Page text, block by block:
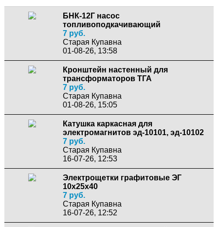
БНК-12Г насос
топливоподкачивающий
7 руб.
Старая Купавна
01-08-26, 13:58
Кронштейн настенный для
трансформаторов ТГА
7 руб.
Старая Купавна
01-08-26, 15:05
Катушка каркасная для
электромагнитов эд-10101, эд-10102
7 руб.
Старая Купавна
16-07-26, 12:53
Электрощетки графитовые ЭГ
10х25х40
7 руб.
Старая Купавна
16-07-26, 12:52